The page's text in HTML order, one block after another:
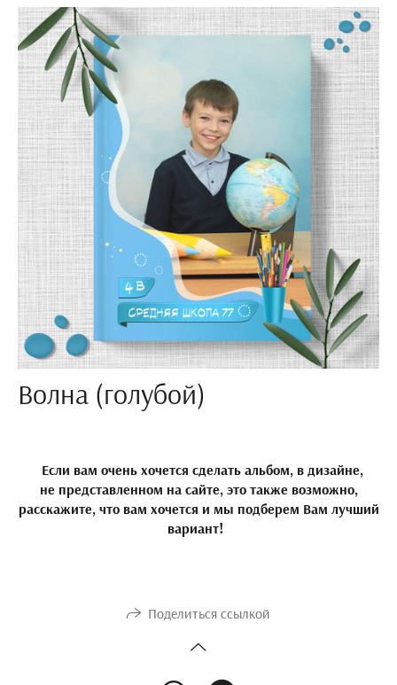
Волна (голубой)
Если вам очень хочется сделать альбом, в дизайне,
не представленном на сайте, это также возможно,
расскажите, что вам хочется и мы подберем Вам лучший
вариант!
Поделиться ссылкой